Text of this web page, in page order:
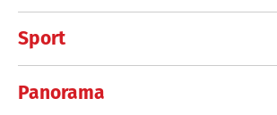
Sport
Panorama